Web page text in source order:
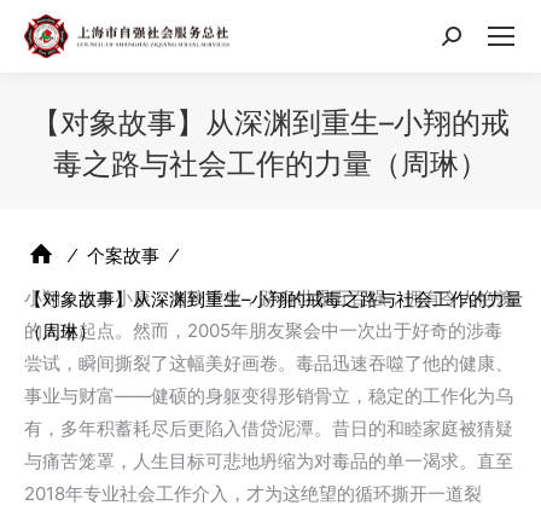
搜
【对象故事】从深渊到重生–小翔的戒
毒之路与社会工作的力量（周琳）
⁄ 个案故事 ⁄
【对象故事】从深渊到重生–小翔的戒毒之路与社会工作的力量
（周琳）
小翔，出身小康，名校毕业，跻身世界五百强，拥有令人艳羡
的人生起点。然而，2005年朋友聚会中一次出于好奇的涉毒
尝试，瞬间撕裂了这幅美好画卷。毒品迅速吞噬了他的健康、
事业与财富——健硕的身躯变得形销骨立，稳定的工作化为乌
有，多年积蓄耗尽后更陷入借贷泥潭。昔日的和睦家庭被猜疑
与痛苦笼罩，人生目标可悲地坍缩为对毒品的单一渴求。直至
2018年专业社会工作介入，才为这绝望的循环撕开一道裂